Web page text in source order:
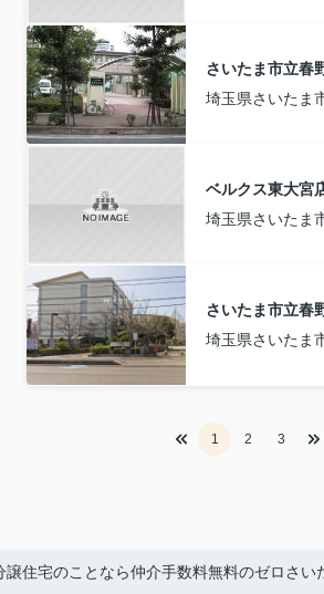
さいたま市立春
ベルクス東大宮
さいたま市立春
1 2 3
住宅のことなら仲介手数料無料のゼロさい